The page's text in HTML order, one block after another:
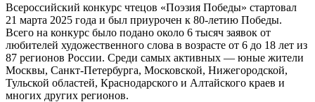
Всероссийский конкурс чтецов «Поэзия Победы» стартовал
21 марта 2025 года и был приурочен к 80-летию Победы.
Всего на конкурс было подано около 6 тысяч заявок от
любителей художественного слова в возрасте от 6 до 18 лет из
87 регионов России. Среди самых активных — юные жители
Москвы, Санкт-Петербурга, Московской, Нижегородской,
Тульской областей, Краснодарского и Алтайского краев и
многих других регионов.